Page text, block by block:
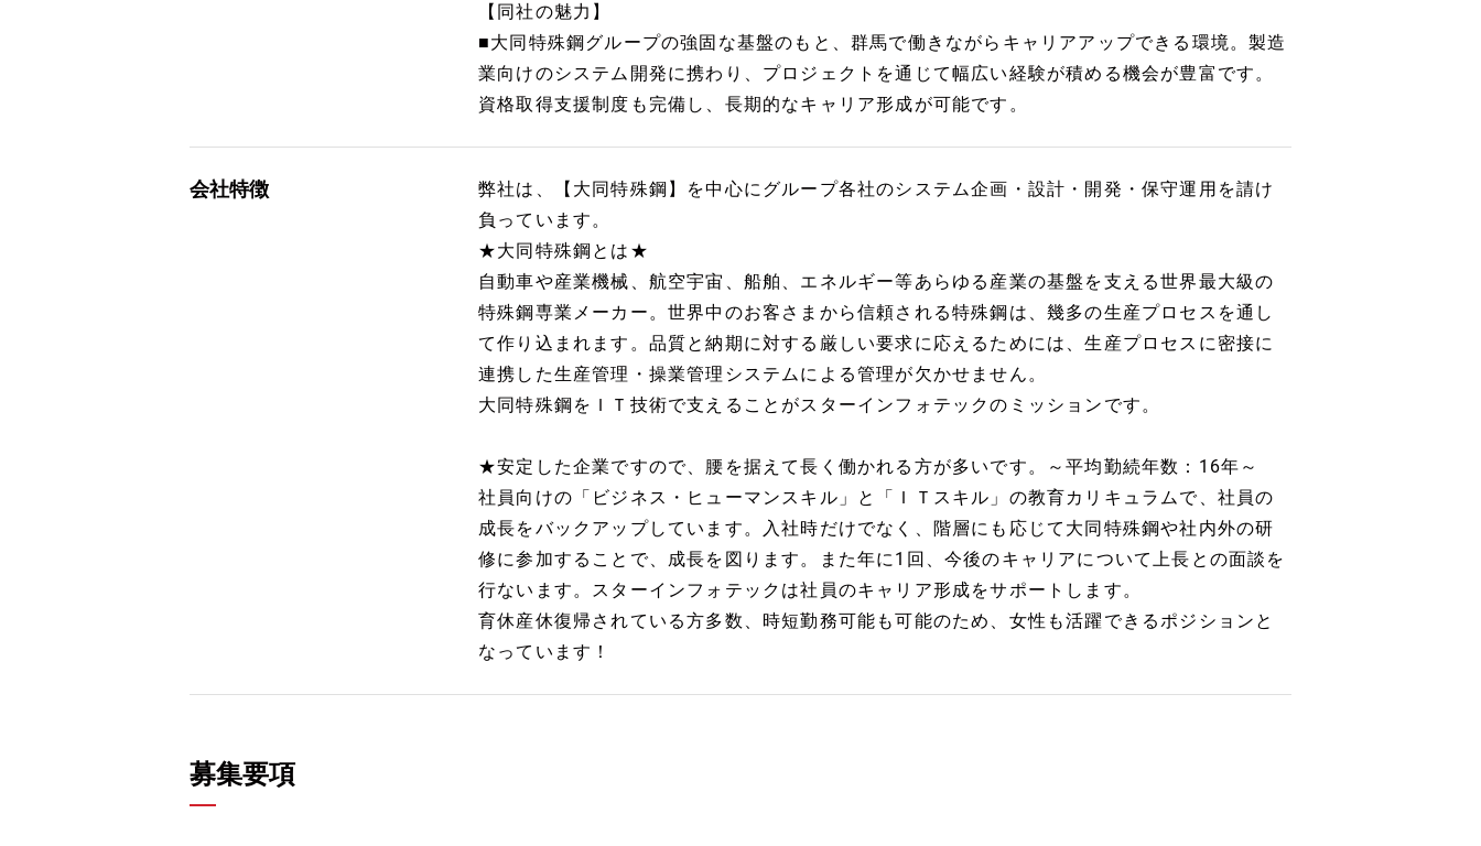
【同社の魅力】
■大同特殊鋼グループの強固な基盤のもと、群馬で働きながらキャリアアップできる環境。製造
業向けのシステム開発に携わり、プロジェクトを通じて幅広い経験が積める機会が豊富です。
資格取得支援制度も完備し、長期的なキャリア形成が可能です。
会社特徴
弊社は、【大同特殊鋼】を中心にグループ各社のシステム企画・設計・開発・保守運用を請け
負っています。
★大同特殊鋼とは★
自動車や産業機械、航空宇宙、船舶、エネルギー等あらゆる産業の基盤を支える世界最大級の
特殊鋼専業メーカー。世界中のお客さまから信頼される特殊鋼は、幾多の生産プロセスを通し
て作り込まれます。品質と納期に対する厳しい要求に応えるためには、生産プロセスに密接に
連携した生産管理・操業管理システムによる管理が欠かせません。
大同特殊鋼をＩＴ技術で支えることがスターインフォテックのミッションです。
★安定した企業ですので、腰を据えて長く働かれる方が多いです。～平均勤続年数：16年～
社員向けの「ビジネス・ヒューマンスキル」と「ＩＴスキル」の教育カリキュラムで、社員の
成長をバックアップしています。入社時だけでなく、階層にも応じて大同特殊鋼や社内外の研
修に参加することで、成長を図ります。また年に1回、今後のキャリアについて上長との面談を
行ないます。スターインフォテックは社員のキャリア形成をサポートします。
育休産休復帰されている方多数、時短勤務可能も可能のため、女性も活躍できるポジションと
なっています！
募集要項